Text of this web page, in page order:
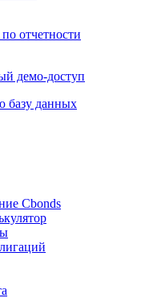
отчетности
демо-доступ
базу данных
Cbonds